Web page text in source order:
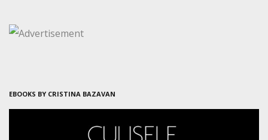
EBOOKS BY CRISTINA BAZAVAN